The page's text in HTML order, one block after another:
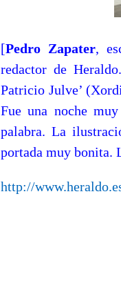
[Pedro Zapater,
redactor de
Patricio Julve’
Fue una noche
palabra. La
portada muy bonita.
http://